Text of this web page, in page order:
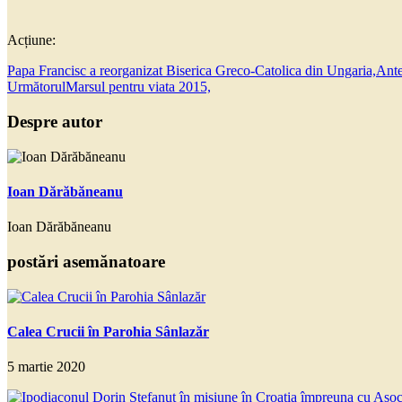
Acțiune:
Papa Francisc a reorganizat Biserica Greco-Catolica din Ungaria,
UrmătorulMarsul pentru viata 2015,
Despre autor
Ioan Dărăbăneanu
Ioan Dărăbăneanu
postări asemănatoare
Calea Crucii în Parohia Sânlazăr
5 martie 2020